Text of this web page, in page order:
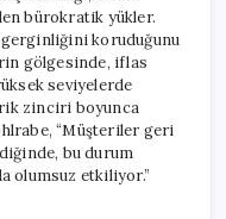
bürokratik yükler.
koruduğunu
gölgesinde, iflas
seviyelerde
zinciri boyunca
“Müşteriler geri
bu durum
olumsuz etkiliyor.”